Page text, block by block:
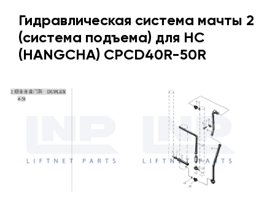
Гидравлическая система мачты 2
(система подъема) для HC
(HANGCHA) CPCD40R-50R